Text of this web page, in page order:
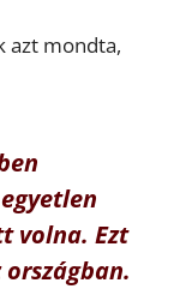
azt mondta,
volna. Ezt